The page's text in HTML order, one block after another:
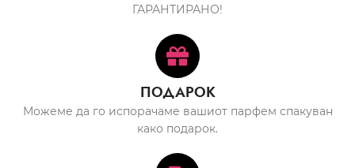
ГАРАНТИРАНО!
ПОДАРОК
Можеме да го испорачаме вашиот парфем спакуван
како подарок.